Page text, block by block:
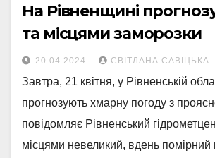
На Рівненщині
та місцями заморозки
20.04.2024 СВІТЛАНА САВІЦЬКА
Завтра, 21 квітня, у Рівненській
прогнозують хмарну погоду з
повідомляє Рівненський
місцями невеликий, вдень помірний